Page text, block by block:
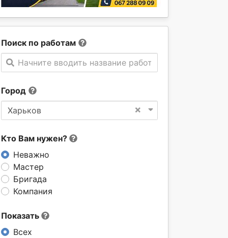
Поиск по работам
Начните вводить название работы
Город
×
Харьков
Кто Вам нужен?
Неважно
Мастер
Бригада
Компания
Показать
Всех